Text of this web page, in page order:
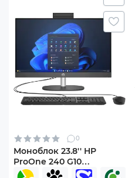
0
Моноблок 23.8'' HP
ProOne 240 G10
(A54YZET)